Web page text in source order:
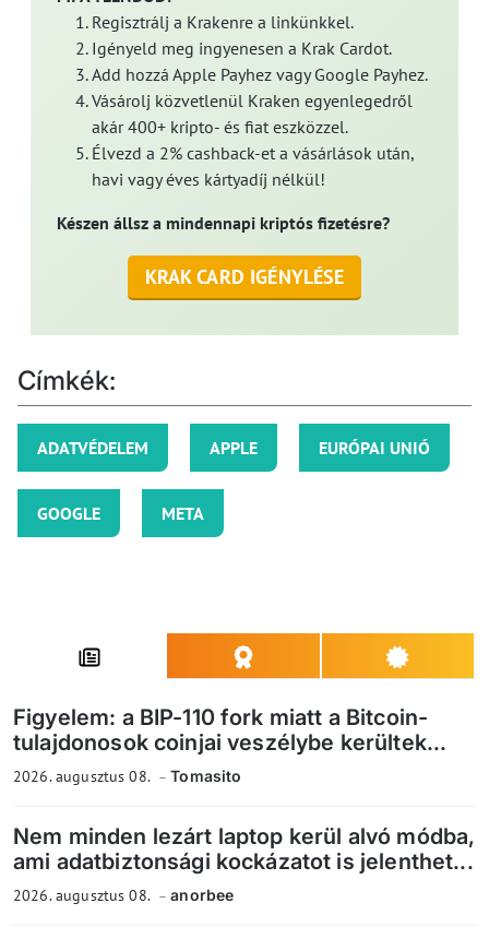
Regisztrálj a Krakenre a linkünkkel.
Igényeld meg ingyenesen a Krak Cardot.
Add hozzá Apple Payhez vagy Google Payhez.
Vásárolj közvetlenül Kraken egyenlegedről
akár 400+ kripto- és fiat eszközzel.
Élvezd a 2% cashback-et a vásárlások után,
havi vagy éves kártyadíj nélkül!
Készen állsz a mindennapi kriptós fizetésre?
KRAK CARD IGÉNYLÉSE
Címkék:
ADATVÉDELEM APPLE EURÓPAI UNIÓ
GOOGLE META
Figyelem: a BIP-110 fork miatt a Bitcoin-
tulajdonosok coinjai veszélybe kerültek...
2026. augusztus 08. Tomasito
Nem minden lezárt laptop kerül alvó módba,
ami adatbiztonsági kockázatot is jelenthet...
2026. augusztus 08. anorbee